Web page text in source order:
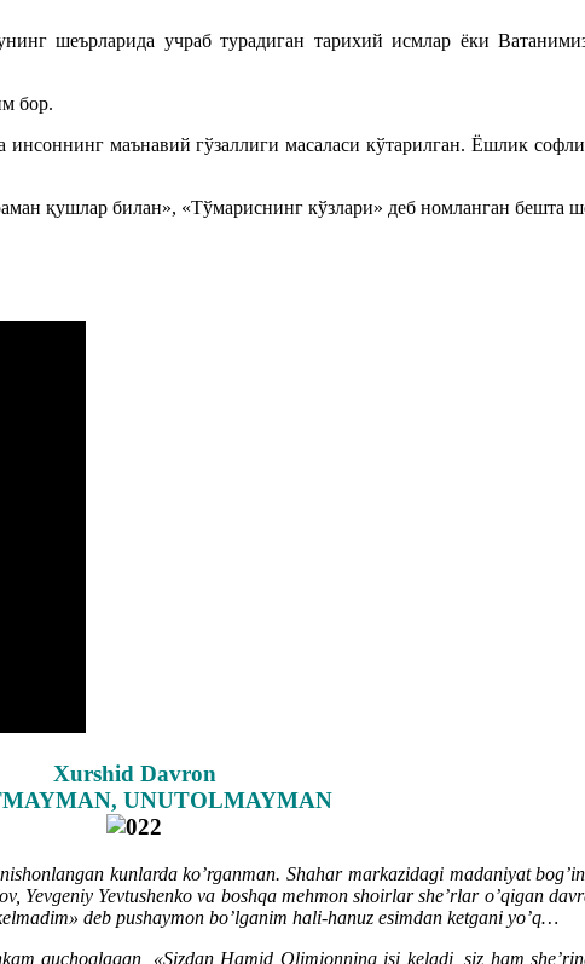
шеърларида учраб турадиган тарихий исмлар ёки
бор.
маънавий гўзаллиги масаласи кўтарилган. Ёшлик
қушлар билан», «Тўмариснинг кўзлари» деб номланган бешта
Xurshid Davron
UNUTOLMAYMAN
kunlarda ko’rganman. Shahar markazidagi madaniyat
Yevtushenko va boshqa mehmon shoirlar she’rlar o’qigan
deb pushaymon bo’lganim hali-hanuz esimdan ketgani yo’q…
quchoqlagan, «Sizdan Hamid Olimjonning isi keladi, siz ham